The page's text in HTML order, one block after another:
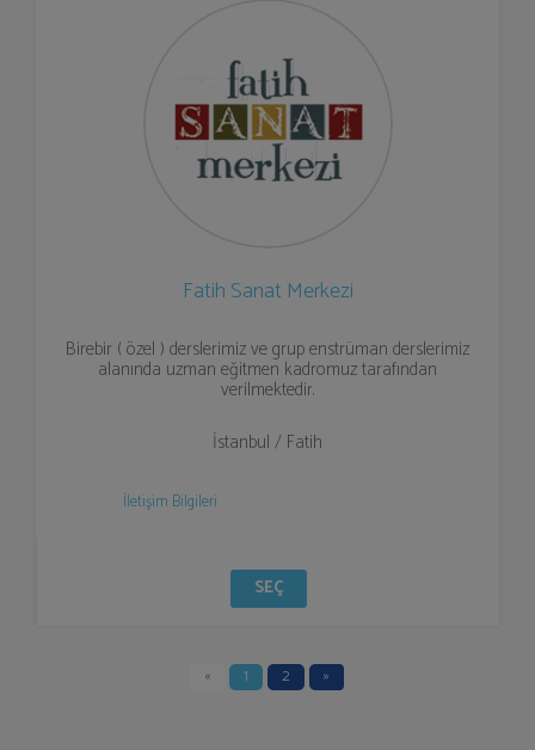
Fatih Sanat Merkezi
Birebir ( özel ) derslerimiz ve grup enstrüman derslerimiz
alanında uzman eğitmen kadromuz tarafından
verilmektedir.
İstanbul / Fatih
İletişim Bilgileri
SEÇ
« 1 2 »